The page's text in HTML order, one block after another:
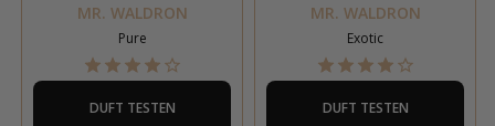
MR. WALDRON
Pure
DUFT TESTEN
MR. WALDRON
Exotic
DUFT TESTEN